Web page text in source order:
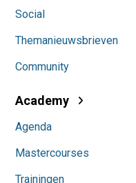
Social
Themanieuwsbrieven
Community
Academy
Agenda
Mastercourses
Trainingen